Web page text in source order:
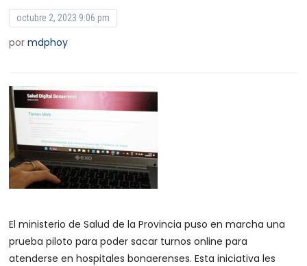
octubre 2, 2023 9:06 pm
pormdphoy
El ministerio de Salud de la Provincia puso en marcha una
prueba piloto para poder sacar turnos online para
atenderse en hospitales bonaerenses. Esta iniciativa les